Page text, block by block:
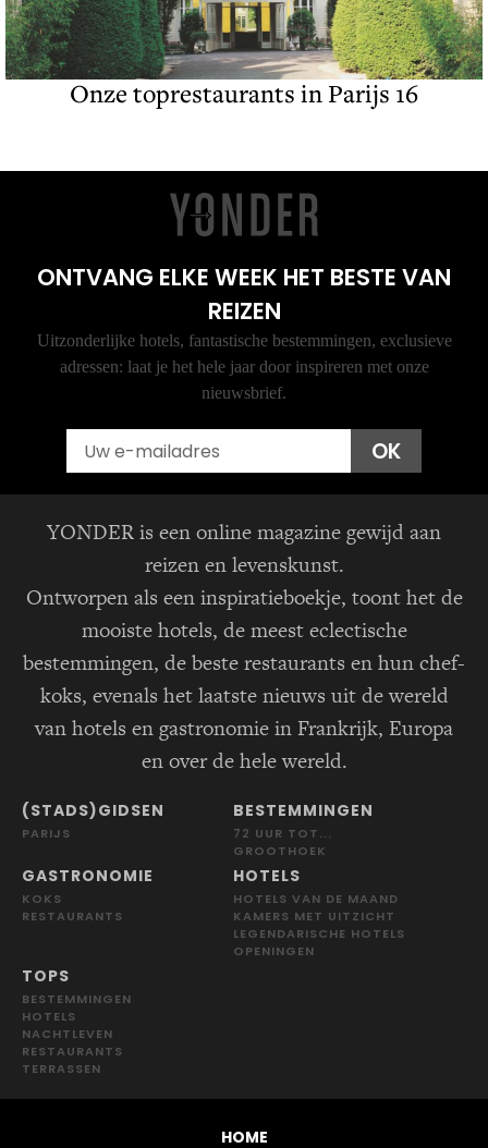
Onze toprestaurants in Parijs 16
ONTVANG ELKE WEEK HET BESTE VAN
REIZEN
Uitzonderlijke hotels, fantastische bestemmingen, exclusieve
adressen: laat je het hele jaar door inspireren met onze
nieuwsbrief.
OK
YONDER is een online magazine gewijd aan
reizen en levenskunst.
Ontworpen als een inspiratieboekje, toont het de
mooiste hotels, de meest eclectische
bestemmingen, de beste restaurants en hun chef-
koks, evenals het laatste nieuws uit de wereld
van hotels en gastronomie in Frankrijk, Europa
en over de hele wereld.
(STADS)GIDSEN
PARIJS
BESTEMMINGEN
72 UUR TOT...
GROOTHOEK
GASTRONOMIE
KOKS
RESTAURANTS
HOTELS
HOTELS VAN DE MAAND
KAMERS MET UITZICHT
LEGENDARISCHE HOTELS
OPENINGEN
TOPS
BESTEMMINGEN
HOTELS
NACHTLEVEN
RESTAURANTS
TERRASSEN
HOME